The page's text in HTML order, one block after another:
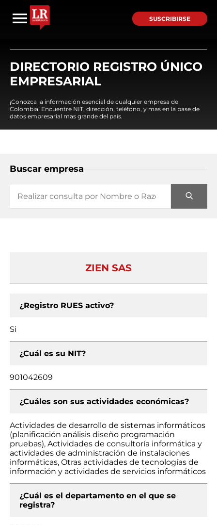
SUSCRIBIRSE
DIRECTORIO REGISTRO ÚNICO
EMPRESARIAL
¡Conozca la información esencial de cualquier empresa de
Colombia! Encuentre NIT, dirección, teléfono, y mas en la base de
datos empresarial mas grande del país.
Buscar empresa
ZIEN SAS
¿Registro RUES activo?
Si
¿Cuál es su NIT?
901042609
¿Cuáles son sus actividades económicas?
Actividades de desarrollo de sistemas informáticos
(planificación análisis diseño programación
pruebas), Actividades de consultoría informática y
actividades de administración de instalaciones
informáticas, Otras actividades de tecnologías de
información y actividades de servicios informáticos
¿Cuál es el departamento en el que se
registra?